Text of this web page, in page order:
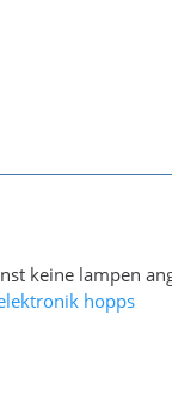
keine lampen
hopps